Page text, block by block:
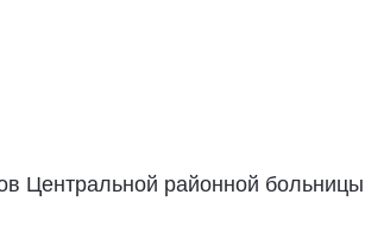
Центральной районной больницы